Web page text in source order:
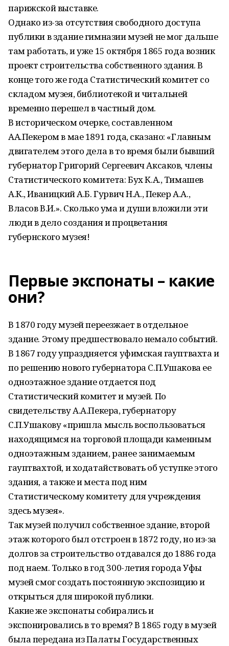
парижской выставке.
Однако из-за отсутствия свободного доступа
публики в здание гимназии музей не мог дальше
там работать, и уже 15 октября 1865 года возник
проект строительства собственного здания. В
конце того же года Статистический комитет со
складом музея, библиотекой и читальней
временно перешел в частный дом.
В историческом очерке, составленном
АА.Пекером в мае 1891 года, сказано: «Главным
двигателем этого дела в то время были бывший
губернатор Григорий Сергеевич Аксаков, члены
Статистического комитета: Бух К.А., Тимашев
А.К., Иваницкий А.Б. Гурвич Н.А., Пекер А.А.,
Власов В.И.». Сколько ума и души вложили эти
люди в дело создания и процветания
губернского музея!
Первые экспонаты – какие
они?
В 1870 году музей переезжает в отдельное
здание. Этому предшествовало немало событий.
В 1867 году упраздняется уфимская гауптвахта и
по решению нового губернатора С.П.Ушакова ее
одноэтажное здание отдается под
Статистический комитет и музей. По
свидетельству А.А.Пекера, губернатору
С.П.Ушакову «пришла мысль воспользоваться
находящимся на торговой площади каменным
одноэтажным зданием, ранее занимаемым
гауптвахтой, и ходатайствовать об уступке этого
здания, а также и места под ним
Статистическому комитету для учреждения
здесь музея».
Так музей получил собственное здание, второй
этаж которого был отстроен в 1872 году, но из-за
долгов за строительство отдавался до 1886 года
под наем. Только в год 300-летия города Уфы
музей смог создать постоянную экспозицию и
открыться для широкой публики.
Какие же экспонаты собирались и
экспонировались в то время? В 1865 году в музей
была передана из Палаты Государственных